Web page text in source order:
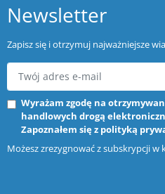
Newsletter
Zapisz się i otrzymuj najważniejsze
Wyrażam zgodę na
handlowych drogą
Zapoznałem się z polityką
Możesz zrezygnować z subskrypcji w